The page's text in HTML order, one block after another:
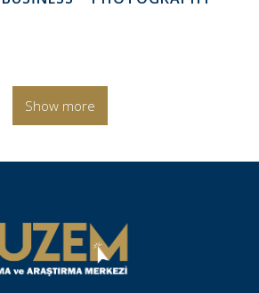
Show more